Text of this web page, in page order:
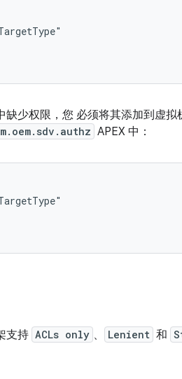
少权限，您 必须将其添加到虚拟
APEX 中：
支持 ACLs only 、 Lenient 和